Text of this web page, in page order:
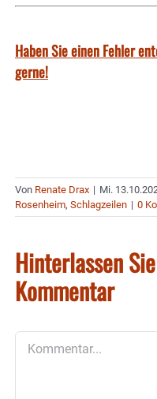
Haben Sie einen Fehler
gerne!
Von Renate Drax | Mi.
Rosenheim, Schlagzeilen | 0
Hinterlassen
Kommentar